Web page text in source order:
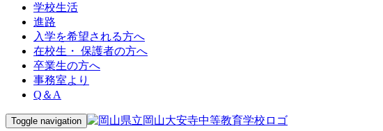
学校生活
進路
入学を希望される方へ
在校生・ 保護者の方へ
卒業生の方へ
事務室より
Q＆A
Toggle navigation